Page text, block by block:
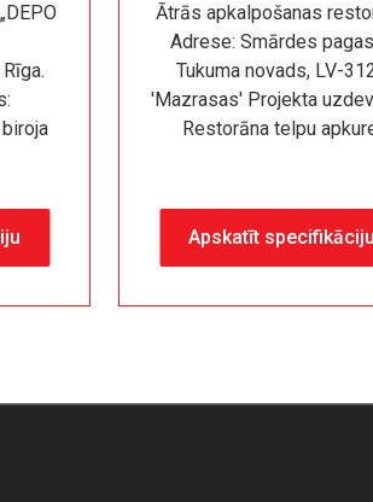
Ātrās apkalpošanas
Adrese: Smārdes
Tukuma novads, LV-
'Mazrasas' Projekta
Restorāna telpu
Apskatīt specifikāciju